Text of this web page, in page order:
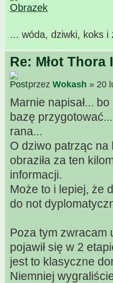
... wóda, dziwki, koks i
Re: Młot Thora
przez Wokash » 20
Marnie napisał...
bazę
rana...
O dziwo patrząc
obraziła za ten
informacji.
Może to i lepiej, że
do not
Poza tym zwracam
pojawił się w 2
jest to klasyczne
Niemniej